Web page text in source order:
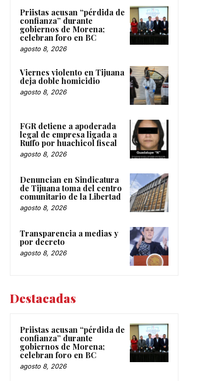
Priistas acusan “pérdida de
confianza” durante
gobiernos de Morena;
celebran foro en BC
agosto 8, 2026
Viernes violento en Tijuana
deja doble homicidio
agosto 8, 2026
FGR detiene a apoderada
legal de empresa ligada a
Ruffo por huachicol fiscal
agosto 8, 2026
Denuncian en Sindicatura
de Tijuana toma del centro
comunitario de la Libertad
agosto 8, 2026
Transparencia a medias y
por decreto
agosto 8, 2026
Destacadas
Priistas acusan “pérdida de
confianza” durante
gobiernos de Morena;
celebran foro en BC
agosto 8, 2026